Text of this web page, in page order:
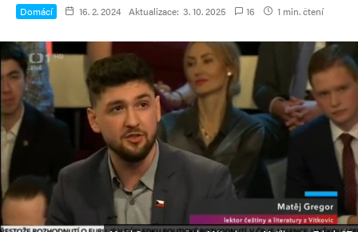
Domácí 16. 2. 2024 Aktualizace: 3. 10. 2025 16 1 min. čtení